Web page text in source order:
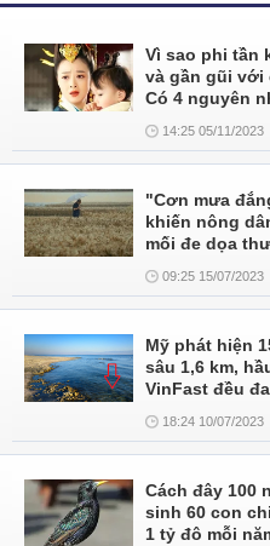
Vì sao phi tần
và gần gũi với
Có 4 nguyên
14:25 05/11/2023
"Cơn mưa
khiến nông
mối đe dọa
09:25 15/07/2023
Mỹ phát hiện
sâu 1,6 km,
VinFast đều
18:24 10/07/2023
Cách đây 100
sinh 60 con
1 tỷ đô mỗi